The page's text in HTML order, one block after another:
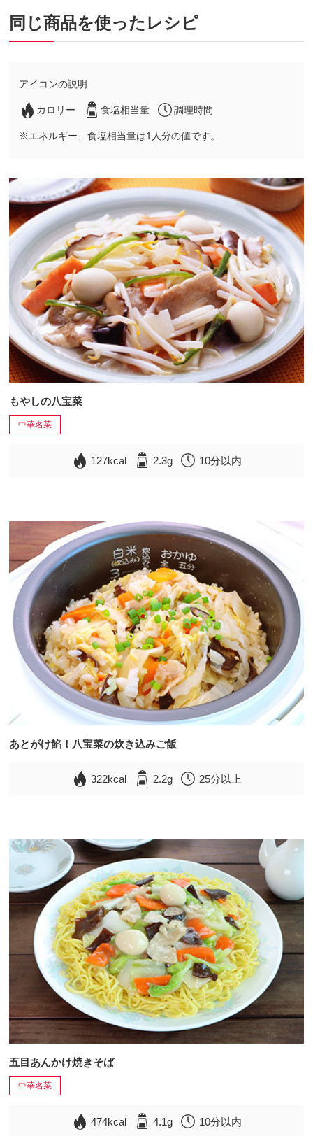
同じ商品を使ったレシピ
アイコンの説明
カロリー 食塩相当量 調理時間
※エネルギー、食塩相当量は1人分の値です。
もやしの八宝菜
中華名菜
127kcal 2.3g 10分以内
あとがけ餡！八宝菜の炊き込みご飯
322kcal 2.2g 25分以上
五目あんかけ焼きそば
中華名菜
474kcal 4.1g 10分以内